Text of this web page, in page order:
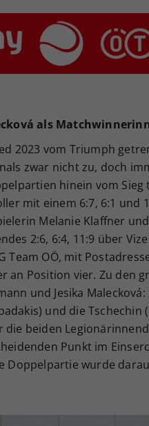
als
2023 vom Triumph
zwar nicht zu, doch
hinein vom
mit einem 6:7, 6:1 und
Melanie Klaffner
2:6, 6:4, 11:9 über
Team OÖ, mit
an Position vier. Zu den
und Jesika
und die Tschechin
die beiden
Punkt im
Doppelpartie wurde